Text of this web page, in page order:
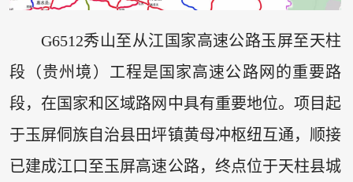
G6512秀山至从江国家高速公路玉屏至天柱
段（贵州境）工程是国家高速公路网的重要路
段，在国家和区域路网中具有重要地位。项目起
于玉屏侗族自治县田坪镇黄母冲枢纽互通，顺接
已建成江口至玉屏高速公路，终点位于天柱县城